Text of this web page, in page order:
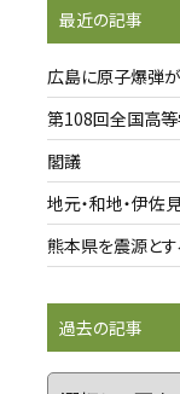
最近の記事
広島に原子爆弾
第108回全国高
閣議
地元・和地・伊
熊本県を震源と
過去の記事